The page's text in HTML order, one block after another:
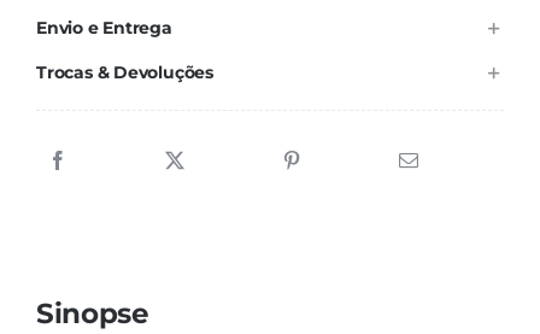
Envio e Entrega
Trocas & Devoluções
Sinopse